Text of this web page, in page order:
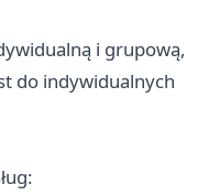
i grupową,
do indywidualnych